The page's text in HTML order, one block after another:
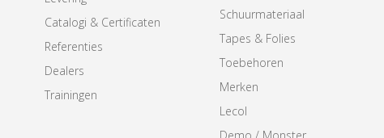
Catalogi & Certificaten
Referenties
Dealers
Trainingen
Schuurmateriaal
Tapes & Folies
Toebehoren
Merken
Lecol